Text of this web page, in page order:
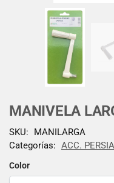
MANIVELA
Color
SKU:
MANILARGA
Categorías: ACC.